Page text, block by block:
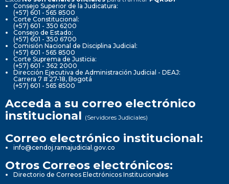
Consejo Superior de la Judicatura:
(+57) 601 - 565 8500
Corte Constitucional:
(+57) 601 - 350 6200
Consejo de Estado:
(+57) 601 - 350 6700
Comisión Nacional de Disciplina Judicial:
(+57) 601 - 565 8500
Corte Suprema de Justicia:
(+57) 601 - 362 2000
Dirección Ejecutiva de Administración Judicial - DEAJ:
Carrera 7 # 27-18, Bogotá
(+57) 601 - 565 8500
Acceda a su correo electrónico
institucional (Servidores Judiciales)
Correo electrónico institucional:
info@cendoj.ramajudicial.gov.co
Otros Correos electrónicos:
Directorio de Correos Electrónicos Institucionales